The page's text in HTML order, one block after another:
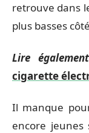
retrouve dans
plus basses
Lire
cigarette
Il manque
encore